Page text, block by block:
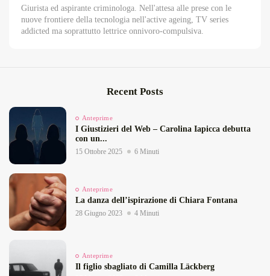
Giurista ed aspirante criminologa. Nell'attesa alle prese con le
nuove frontiere della tecnologia nell'active ageing, TV series
addicted ma soprattutto lettrice onnivoro-compulsiva.
Recent Posts
Anteprime
I Giustizieri del Web – Carolina Iapicca debutta
con un...
15 Ottobre 2025 6 Minuti
Anteprime
La danza dell’ispirazione di Chiara Fontana
28 Giugno 2023 4 Minuti
Anteprime
Il figlio sbagliato di Camilla Läckberg